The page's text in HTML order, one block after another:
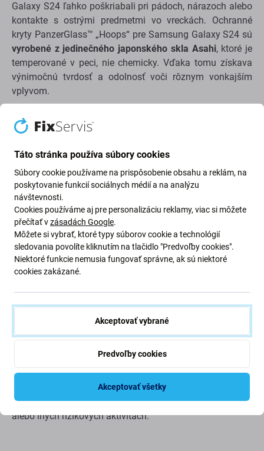
Galaxy S24 ľahko poškriabali pri pádoch, nárazoch alebo
kontakte s ostrými predmetmi vo vreckách. Ochranné
kryty PanzerGlass™ „Hoops“ pre Samsung Galaxy S24 sú
vyrobené z jedinečného japonského skla Asahi, ktoré je
temperované v peci, nie chemicky. Vďaka tomu získava
výnimočnú tvrdosť a odolnosť voči rôznym vonkajším
vplyvom.
Ochranné kryty „Hoops“ majú podobu malých sklenených
krúžkov stenkými hliníkovými čiernymi rámikmi
jednoducho nalepíte priamo na objektívy fotoaparátu.
Zabezpečujú tak najlepšiu možnú ochranu, no zároveň
nijako negatívne neovplyvňujú uhladený vzhľad
smartfónu.
Úroveň tvrdosti PLATINUM
Sklenené ochranné krúžky „Hoops“ majú zvýšenú
temperované a leštené, vďaka čomu získavajú
výnimočnú tvrdosť. Objektívy tak dokážu chrániť aj pred
silnejšími nárazmi na tvrdé predmety a škrabancami od
Vďaka výnimočnej odolnosti sú ochranné krúžky
PanzerGlass™ „Hoops“vhodné aj pre aktívne žijúcich
ľudí, ktorí svoj telefón často používajú pri športe, práci
alebo iných rizikových aktivitách.
Táto stránka používa súbory cookies
Súbory cookie používame na prispôsobenie obsahu a reklám, na
poskytovanie funkcií sociálnych médií a na analýzu
návštevnosti.
Cookies používáme aj pre personalizáciu reklamy, viac si môžete
přečítať vzásadách Google.
Môžete si vybrať, ktoré typy súborov cookie a technológií
sledovania povolíte kliknutím na tlačidlo "Predvoľby cookies".
Niektoré funkcie nemusia fungovať správne, ak sú niektoré
cookies zakázané.
Akceptovať vybrané
Predvoľby cookies
Akceptovať všetky